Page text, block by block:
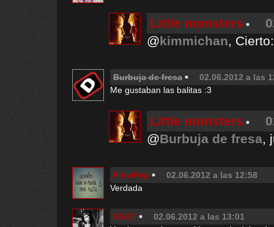
Little monsters
@kimmichan,
Burbuja de fresa
02.06.2012 a las
Me gustaban las balitas :3
Little monsters
@Burbuja de fresa,
FlowPep
02.06.2012 a las 12:58
Verdada
VAGT
02.06.2012 a las 13:01